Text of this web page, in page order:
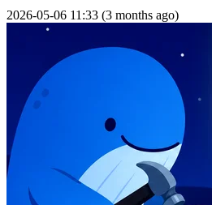
2026-05-06 11:33 (3 months ago)